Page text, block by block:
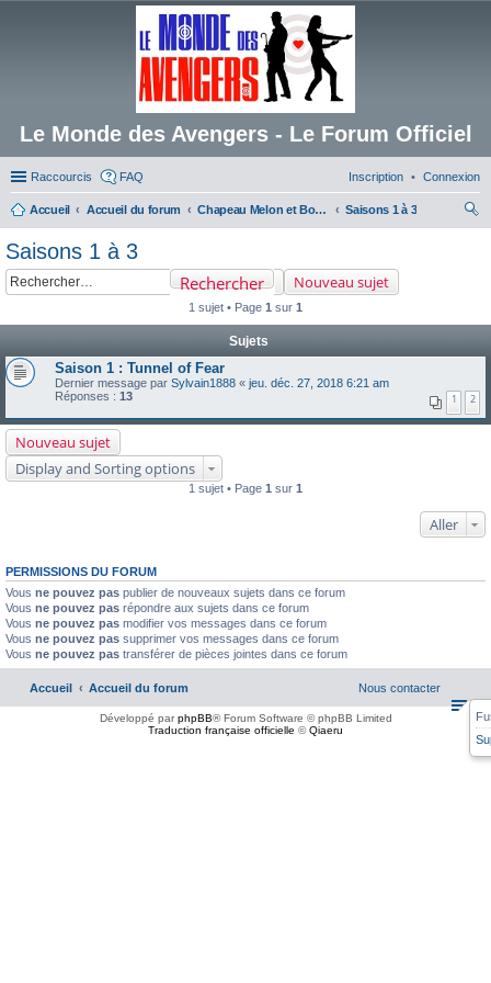
Le Monde des Avengers - Le Forum Officiel
Raccourcis FAQ Connexion
Inscription
Accueil Accueil du forum Chapeau Melon et Bottes de Cuir
Saisons 1 à 3
Saisons 1 à 3
Nouveau sujet
Rechercher
1 sujet • Page 1 sur 1
Sujets
Saison 1 : Tunnel of Fear
Dernier message par Sylvain1888 « jeu. déc. 27, 2018 6:21 am
Réponses : 13 1 2
Nouveau sujet
Display and Sorting options
1 sujet • Page 1 sur 1
Aller
PERMISSIONS DU FORUM
Vous ne pouvez pas publier de nouveaux sujets dans ce forum
Vous ne pouvez pas répondre aux sujets dans ce forum
Vous ne pouvez pas modifier vos messages dans ce forum
Vous ne pouvez pas supprimer vos messages dans ce forum
Vous ne pouvez pas transférer de pièces jointes dans ce forum
Accueil Accueil du forum Nous contacter
Développé parphpBB® Forum Software © phpBB Limited
Traduction française officielle ©Qiaeru